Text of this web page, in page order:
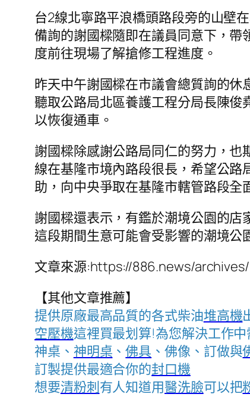
台2線北寧路平浪橋頭路段旁的山壁
備詢的謝國樑隨即在議員同意下，
度前往現場了解搶修工程進度。
昨天中午謝國樑在市議會總質詢的
聽取公路局北區養護工程分局長陳俊
以恢復通車。
謝國樑除感謝公路局同仁的努力，
線在基隆市境內路段很長，希望公
助，向中央爭取在基隆市轄管路段全
謝國樑還表示，有鑑於潮境公園的
這段期間生意可能會受影響的潮境公
文章來源:https://886.news/archives/
【其他文章推薦】
提供原廠最高品質的各式柴油堆高機
空壓機這裡買最划算!為您解決工作
神桌、 神明桌 、佛具 、佛像、訂做與
訂製提供最適合你的封口機
想要清粉刺有人知道用醫洗臉可以把